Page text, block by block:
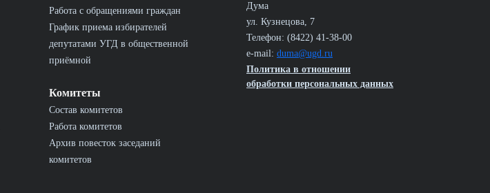
Работа с обращениями граждан
График приема избирателей
депутатами УГД в общественной
приёмной
Комитеты
Состав комитетов
Работа комитетов
Архив повесток заседаний
комитетов
Дума
ул. Кузнецова, 7
Телефон: (8422) 41-38-00
e-mail: duma@ugd.ru
Политика в отношении
обработки персональных данных